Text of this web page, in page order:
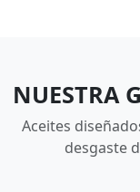
NUESTRA
Aceites
desgaste